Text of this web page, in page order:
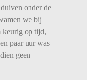
duiven onder de
we bij
keurig op tijd,
paar uur was
geen